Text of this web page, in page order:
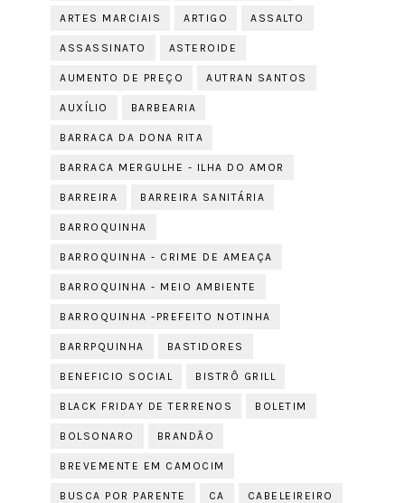
ARTES MARCIAIS ARTIGO ASSALTO
ASSASSINATO ASTEROIDE
AUMENTO DE PREÇO AUTRAN SANTOS
AUXÍLIO BARBEARIA
BARRACA DA DONA RITA
BARRACA MERGULHE - ILHA DO AMOR
BARREIRA BARREIRA SANITÁRIA
BARROQUINHA
BARROQUINHA - CRIME DE AMEAÇA
BARROQUINHA - MEIO AMBIENTE
BARROQUINHA -PREFEITO NOTINHA
BARRPQUINHA BASTIDORES
BENEFICIO SOCIAL BISTRÔ GRILL
BLACK FRIDAY DE TERRENOS BOLETIM
BOLSONARO BRANDÃO
BREVEMENTE EM CAMOCIM
BUSCA POR PARENTE CA CABELEIREIRO